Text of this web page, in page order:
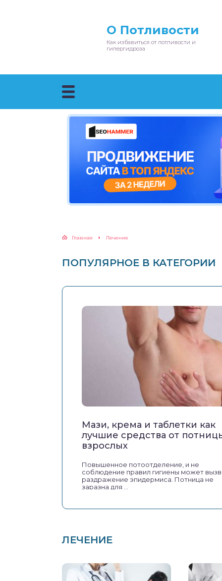
О Потливости
Как избавиться от потливости и
гипергидроза
Главная Лечение
ПОПУЛЯРНОЕ В КАТЕГОРИИ
Мази, крема и таблетки как
лучшие средства от
взрослых
Повышенное потоотделение, и не
соблюдение правил гигиены может
раздражение эпидермиса. Потница не
заразна для ...
ЛЕЧЕНИЕ